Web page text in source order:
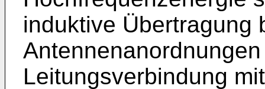
induktive Übertragung
Leitungsverbindung